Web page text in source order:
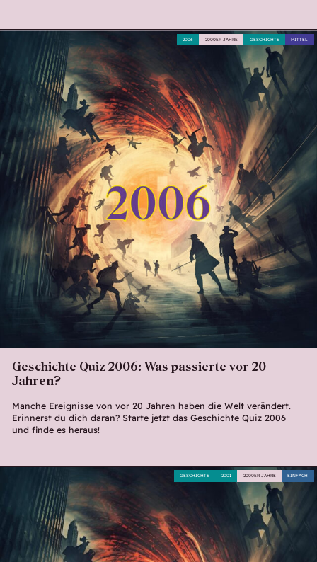
Geschichte Quiz 2006: Was passierte vor 20
Jahren?
Manche Ereignisse von vor 20 Jahren haben die Welt verändert.
Erinnerst du dich daran? Starte jetzt das Geschichte Quiz 2006
und finde es heraus!
MITTEL
GESCHICHTE
2000ER JAHRE
2006
EINFACH
2000ER JAHRE
2001
GESCHICHTE